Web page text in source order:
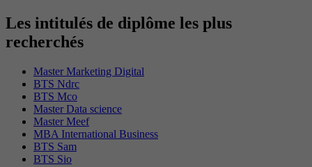
Les intitulés de diplôme les plus
recherchés
Master Marketing Digital
BTS Ndrc
BTS Mco
Master Data science
Master Meef
MBA International Business
BTS Sam
BTS Sio